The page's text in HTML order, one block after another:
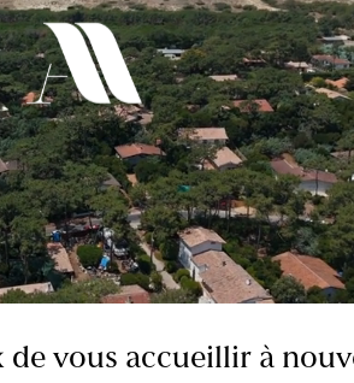
vous accueillir à